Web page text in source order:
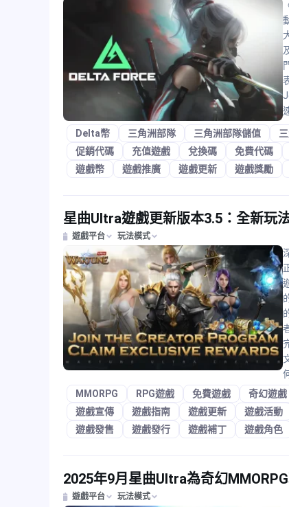
Delta幣 三角洲部隊 三角洲部隊儲值
促銷代碼
充值遊戲 兌換碼 免費代碼
遊戲幣
遊戲推廣 遊戲更新 遊戲獎勵
星曲Ultra遊戲更新版本3.5：全新玩
遊戲平台 玩法模式
MMORPG
RPG遊戲 免費遊戲 奇幻遊戲
遊戲宣傳
遊戲指南 遊戲更新 遊戲活動
遊戲發售
遊戲發行 遊戲補丁 遊戲角色
2025年9月星曲Ultra為奇幻
遊戲平台 玩法模式